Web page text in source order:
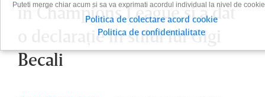
în Champions League şi a dat
o declaraţie în stilul lui Gigi
Becali
Puteti merge chiar acum si sa va exprimati acordul individual la nivel de
Politica de colectare acord cookie
Politica de confidentialitate